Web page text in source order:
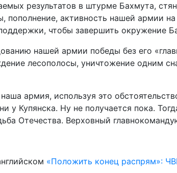
результатов в штурме Бахмута,
активность нашей армии
чтобы завершить окружение
нашей армии победы без его
лесополосы, уничтожение одним
армия, используя это
у Купянска. Ну не получается пока.
Отечества. Верховный
«Положить конец распрям»: